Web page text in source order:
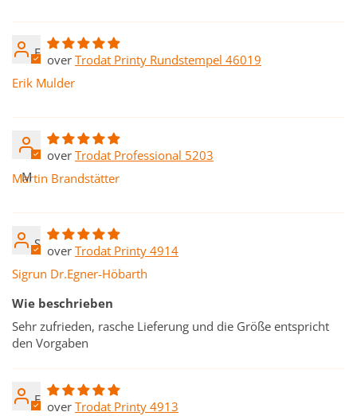
E
Trodat Printy Rundstempel 46019
Erik Mulder
M
Trodat Professional 5203
Martin Brandstätter
S
Trodat Printy 4914
Sigrun Dr.Egner-Höbarth
Wie beschrieben
Sehr zufrieden, rasche Lieferung und die Größe entspricht
den Vorgaben
E Trodat Printy 4913